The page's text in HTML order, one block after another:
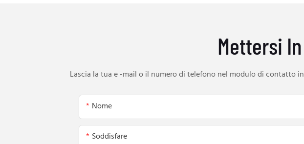
Mettersi
Lascia la tua e -mail o il numero di telefono nel modulo di contatto
Nome
Soddisfare